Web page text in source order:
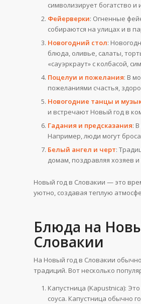
символизирует богатство
Фейерверки: Огненные
собираются на улицах и в
Новогодний стол:
блюда, оливье, салаты,
«сауэркраут» с колбасой,
Поцелуи и пожелания: В
пожеланиями счастья,
Новогодние танцы и
и встречают Новый год в
Гадания и предсказания:
Например, люди могут
Белый ангел и черт:
домам, поздравляя хозяев
Новый год в Словакии — это
уютно, создавая теплую
Блюда на
Словакии
На Новый год в Словакии
традиций. Вот несколько
Капустница (Kapustnica):
соуса. Капустница обычно